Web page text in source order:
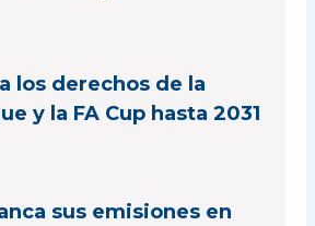
los derechos de la
y la FA Cup hasta 2031
sus emisiones en